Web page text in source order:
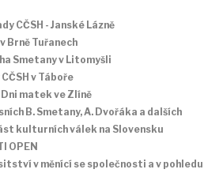
CČSH - Janské Lázně
Brně Tuřanech
Smetany v Litomyšli
v Táboře
matek ve Zlíně
B. Smetany, A. Dvořáka a dalších
kulturních válek na Slovensku
OPEN
v měnící se společnosti a v pohledu